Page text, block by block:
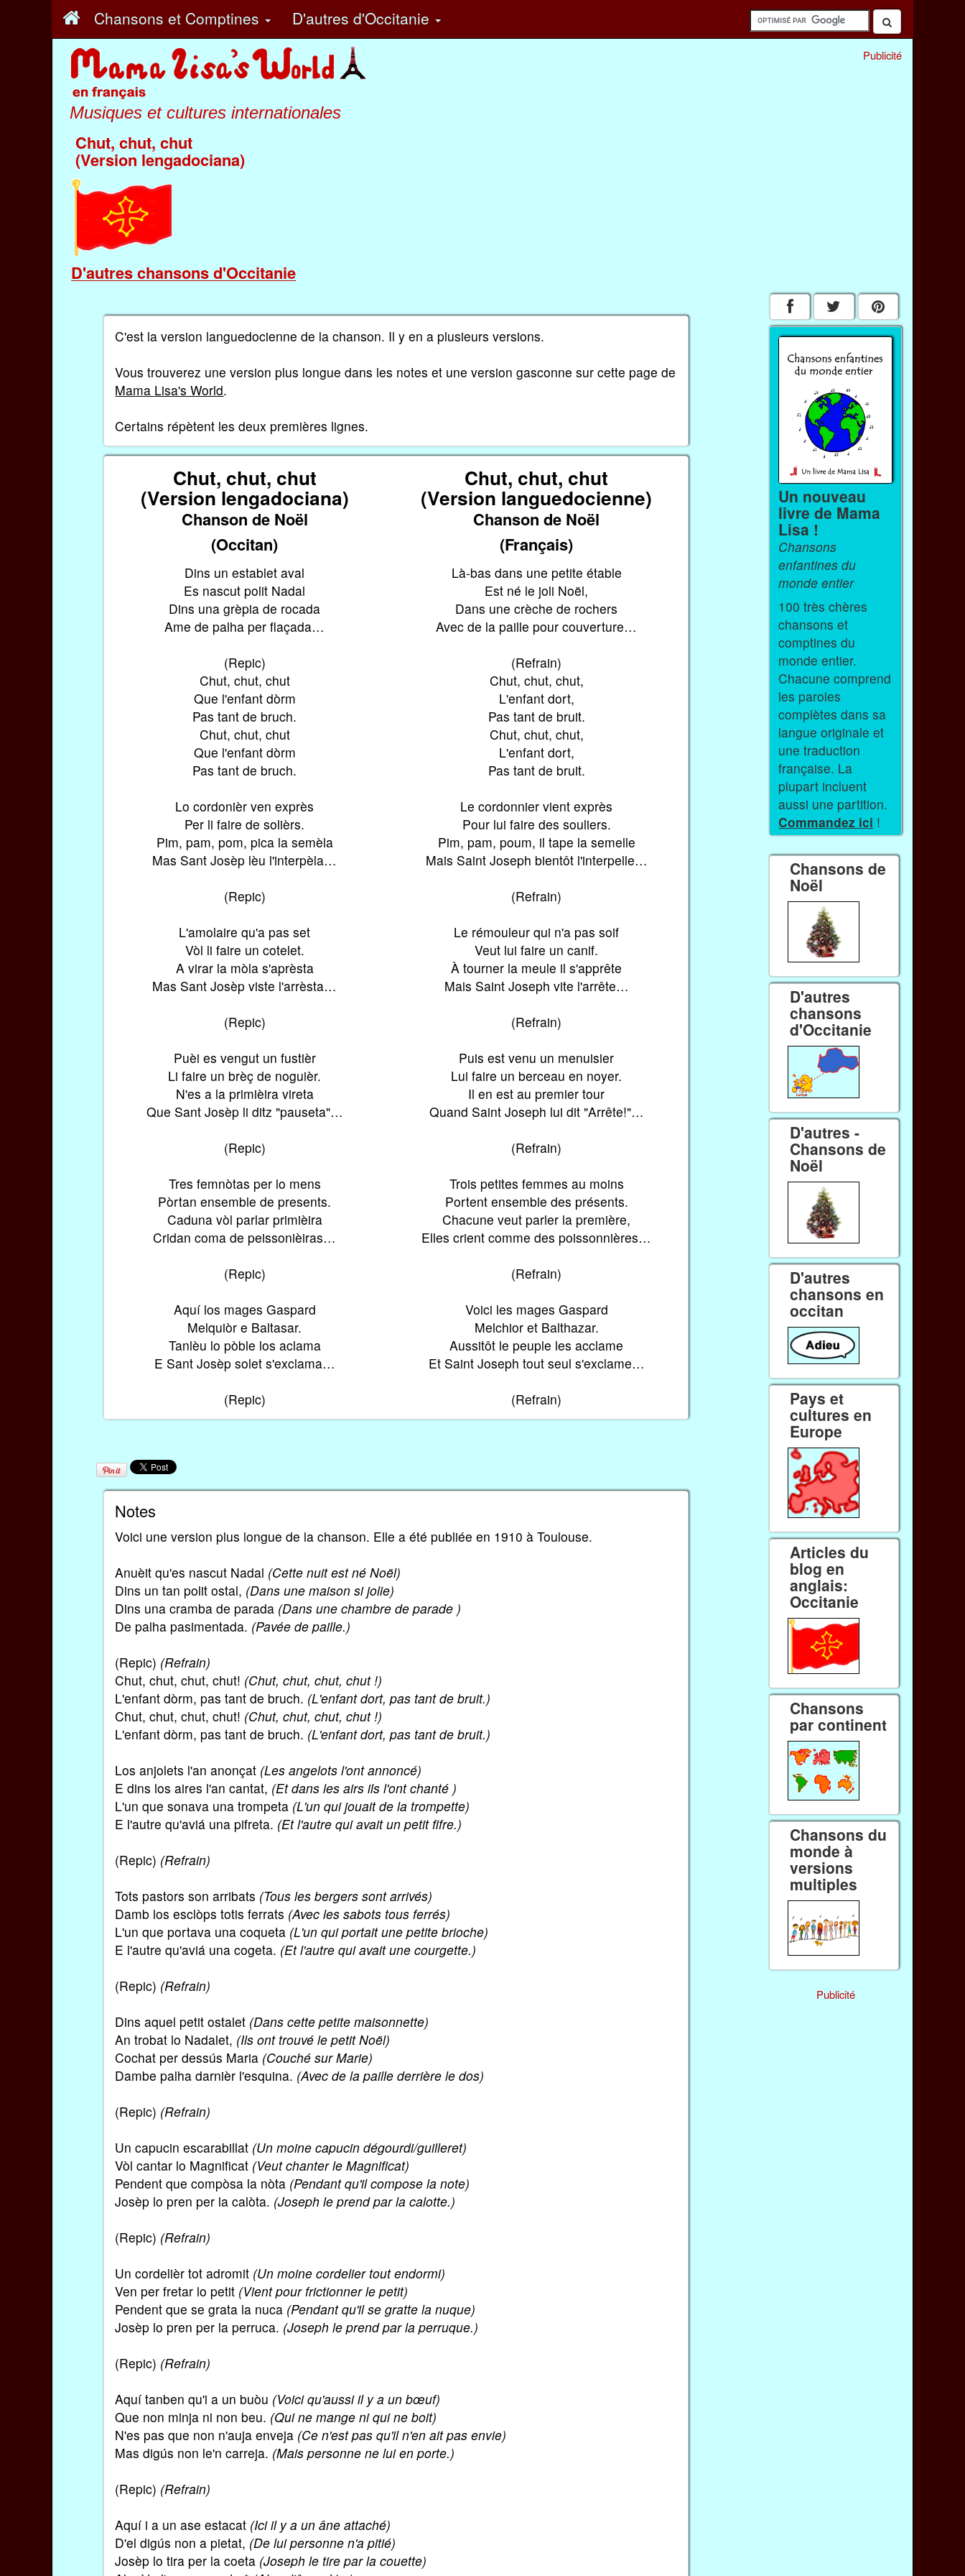
Chansons et Comptines D'autres d'Occitanie
Musiques et cultures internationales
Chut, chut, chut
(Version lengadociana)
D'autres chansons d'Occitanie
Publicité
C'est la version languedocienne de la chanson. Il y en a plusieurs versions.
Vous trouverez une version plus longue dans les notes et une version gasconne sur cette page de
Mama Lisa's World.
Certains répètent les deux premières lignes.
Chut, chut, chut
(Version lengadociana)
Chut, chut, chut
(Version languedocienne)
Chanson de Noël
Chanson de Noël
(Occitan)
(Français)
Dins un establet aval
Es nascut polit Nadal
Dins una grèpia de rocada
Ame de palha per flaçada…
(Repic)
Chut, chut, chut
Que l'enfant dòrm
Pas tant de bruch.
Chut, chut, chut
Que l'enfant dòrm
Pas tant de bruch.
Lo cordonièr ven exprès
Per li faire de solièrs.
Pim, pam, pom, pica la semèla
Mas Sant Josèp lèu l'interpèla…
(Repic)
L'amolaire qu'a pas set
Vòl li faire un cotelet.
A virar la mòla s'aprèsta
Mas Sant Josèp viste l'arrèsta…
(Repic)
Puèi es vengut un fustièr
Li faire un brèç de noguièr.
N'es a la primièira vireta
Que Sant Josèp li ditz "pauseta"…
(Repic)
Tres femnòtas per lo mens
Pòrtan ensemble de presents.
Caduna vòl parlar primièira
Cridan coma de peissonièiras…
(Repic)
Aquí los mages Gaspard
Melquiòr e Baltasar.
Tanlèu lo pòble los aclama
E Sant Josèp solet s'exclama…
(Repic)
Là-bas dans une petite étable
Est né le joli Noël,
Dans une crèche de rochers
Avec de la paille pour couverture…
(Refrain)
Chut, chut, chut,
L'enfant dort,
Pas tant de bruit.
Chut, chut, chut,
L'enfant dort,
Pas tant de bruit.
Le cordonnier vient exprès
Pour lui faire des souliers.
Pim, pam, poum, il tape la semelle
Mais Saint Joseph bientôt l'interpelle…
(Refrain)
Le rémouleur qui n'a pas soif
Veut lui faire un canif.
À tourner la meule il s'apprête
Mais Saint Joseph vite l'arrête…
(Refrain)
Puis est venu un menuisier
Lui faire un berceau en noyer.
Il en est au premier tour
Quand Saint Joseph lui dit "Arrête!"…
(Refrain)
Trois petites femmes au moins
Portent ensemble des présents.
Chacune veut parler la première,
Elles crient comme des poissonnières…
(Refrain)
Voici les mages Gaspard
Melchior et Balthazar.
Aussitôt le peuple les acclame
Et Saint Joseph tout seul s'exclame…
(Refrain)
Notes
Voici une version plus longue de la chanson. Elle a été publiée en 1910 à Toulouse.
Anuèit qu'es nascut Nadal (Cette nuit est né Noël)
Dins un tan polit ostal, (Dans une maison si jolie)
Dins una cramba de parada (Dans une chambre de parade )
De palha pasimentada. (Pavée de paille.)
(Repic) (Refrain)
Chut, chut, chut, chut! (Chut, chut, chut, chut !)
L'enfant dòrm, pas tant de bruch. (L'enfant dort, pas tant de bruit.)
Chut, chut, chut, chut! (Chut, chut, chut, chut !)
L'enfant dòrm, pas tant de bruch. (L'enfant dort, pas tant de bruit.)
Los anjolets l'an anonçat (Les angelots l'ont annoncé)
E dins los aires l'an cantat, (Et dans les airs ils l'ont chanté )
L'un que sonava una trompeta (L'un qui jouait de la trompette)
E l'autre qu'aviá una pifreta. (Et l'autre qui avait un petit fifre.)
(Repic) (Refrain)
Tots pastors son arribats (Tous les bergers sont arrivés)
Damb los esclòps totis ferrats (Avec les sabots tous ferrés)
L'un que portava una coqueta (L'un qui portait une petite brioche)
E l'autre qu'aviá una cogeta. (Et l'autre qui avait une courgette.)
(Repic) (Refrain)
Dins aquel petit ostalet (Dans cette petite maisonnette)
An trobat lo Nadalet, (Ils ont trouvé le petit Noël)
Cochat per dessús Maria (Couché sur Marie)
Dambe palha darnièr l'esquina. (Avec de la paille derrière le dos)
(Repic) (Refrain)
Un capucin escarabillat (Un moine capucin dégourdi/guilleret)
Vòl cantar lo Magnificat (Veut chanter le Magnificat)
Pendent que compòsa la nòta (Pendant qu'il compose la note)
Josèp lo pren per la calòta. (Joseph le prend par la calotte.)
(Repic) (Refrain)
Un cordelièr tot adromit (Un moine cordelier tout endormi)
Ven per fretar lo petit (Vient pour frictionner le petit)
Pendent que se grata la nuca (Pendant qu'il se gratte la nuque)
Josèp lo pren per la perruca. (Joseph le prend par la perruque.)
(Repic) (Refrain)
Aquí tanben qu'i a un buòu (Voici qu'aussi il y a un bœuf)
Que non minja ni non beu. (Qui ne mange ni qui ne boit)
N'es pas que non n'auja enveja (Ce n'est pas qu'il n'en ait pas envie)
Mas digús non le'n carreja. (Mais personne ne lui en porte.)
(Repic) (Refrain)
Aquí i a un ase estacat (Ici il y a un âne attaché)
D'el digús non a pietat, (De lui personne n'a pitié)
Josèp lo tira per la coeta (Joseph le tire par la couette)
Un nouveau
livre de Mama
Lisa !
Chansons
enfantines du
monde entier
100 très chères
chansons et
comptines du
monde entier.
Chacune comprend
les paroles
complètes dans sa
langue originale et
une traduction
française. La
plupart incluent
aussi une partition.
Commandez ici !
Chansons de
Noël
D'autres
chansons
d'Occitanie
D'autres -
Chansons de
Noël
D'autres
chansons en
occitan
Pays et
cultures en
Europe
Articles du
blog en
anglais:
Occitanie
Chansons
par continent
Chansons du
monde à
versions
multiples
Publicité